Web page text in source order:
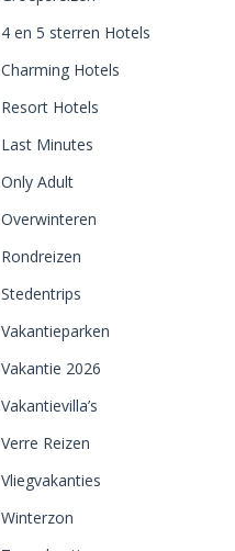
4 en 5 sterren Hotels
Charming Hotels
Resort Hotels
Last Minutes
Only Adult
Overwinteren
Rondreizen
Stedentrips
Vakantieparken
Vakantie 2026
Vakantievilla’s
Verre Reizen
Vliegvakanties
Winterzon